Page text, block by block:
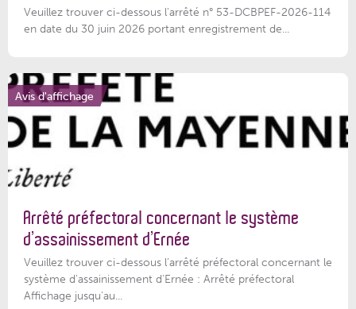
Veuillez trouver ci-dessous l'arrêté n° 53-DCBPEF-2026-114
en date du 30 juin 2026 portant enregistrement de...
Avis d'affichage
Arrêté préfectoral concernant le système
d’assainissement d’Ernée
Veuillez trouver ci-dessous l’arrêté préfectoral concernant le
système d'assainissement d'Ernée : Arrêté préfectoral
Affichage jusqu'au...